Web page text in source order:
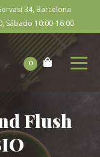
34, Barcelona
Sábado 10:00-16:00
0
Flush